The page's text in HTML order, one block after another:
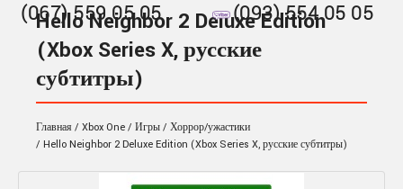
(067) 559 05 05 (093) 554 05 05
Hello Neighbor 2 Deluxe Edition
(Xbox Series X, русские
субтитры)
Главная Xbox One Игры
Хоррор/ужастики
Hello Neighbor 2 Deluxe Edition (Xbox Series X, русские субтитры)